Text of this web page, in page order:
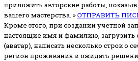
приложить авторские работы,
вашего мастерства. »ОТПРАВИТЬ
Кроме этого, при создании учетной
настоящие имя и фамилию,
(аватар), написать несколько строк о
регион проживания и ожидать